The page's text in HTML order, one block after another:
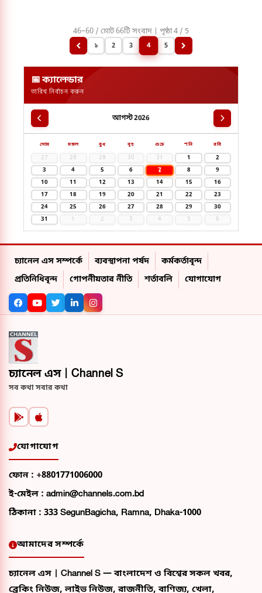
46–60 / মোট 66টি সংবাদ | পৃষ্ঠা 4 / 5
১ 2 3 4 5
📅 ক্যালেন্ডার
তারিখ নির্বাচন করুন
আগস্ট 2026
সোম মঙ্গল বুধ বৃহ শুক্র শনি রবি
27 28 29 30 31 1
2
3
4 5 6 7 8
9
10
11 12 13 14 15
16
17
18 19 20 21 22
23
24
25 26 27 28 29
30
31
1 2 3 4 5 6
চ্যানেল এস সম্পর্কে ব্যবস্থাপনা পর্ষদ
কর্মকর্তাবৃন্দ
প্রতিনিধিবৃন্দ
গোপনীয়তার নীতি শর্তাবলি যোগাযোগ
চ্যানেল এস | Channel S
সব কথা সবার কথা
যোগাযোগ
ফোন : +8801771006000
ই-মেইল : admin@channels.com.bd
ঠিকানা : 333 SegunBagicha, Ramna, Dhaka-1000
আমাদের সম্পর্কে
চ্যানেল এস | Channel S — বাংলাদেশ ও বিশ্বের সকল খবর,
ব্রেকিং নিউজ, লাইভ নিউজ, রাজনীতি, বাণিজ্য, খেলা,